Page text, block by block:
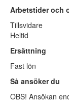
Arbetstider och
Tillsvidare
Heltid
Ersättning
Fast lön
Så ansöker du
OBS! Ansökan